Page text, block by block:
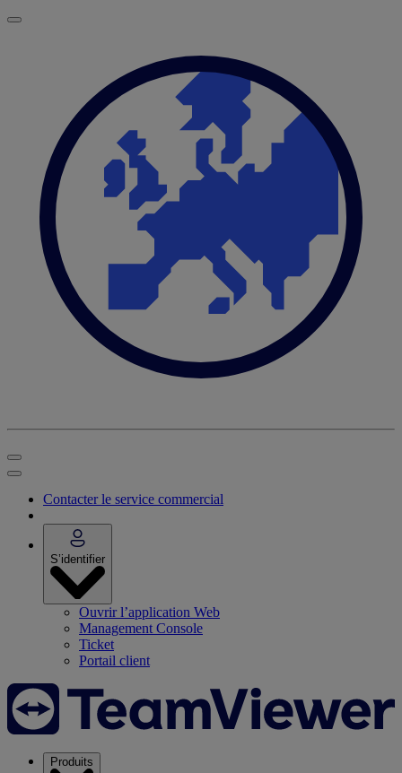
Contacter le service commercial
S’identifier
Ouvrir l’application Web
Management Console
Ticket
Portail client
Produits